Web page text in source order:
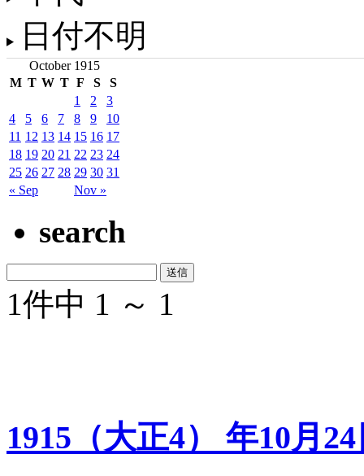
日付不明
October 1915
M T W T F S S
« Sep Nov »
1 2
3
4
5 6 7 8 9
10
11 12 13 14 15 16 17
18 19 20 21 22 23 24
25 26 27 28 29 30 31
search
1件中 1 ～ 1
1915（大正4） 年10月